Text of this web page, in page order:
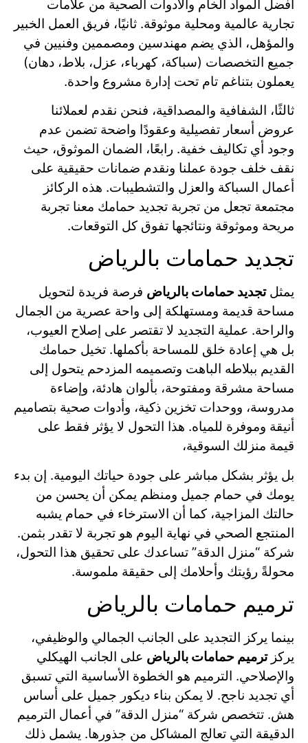
أفضل المواد الخام والأدوات الصحية من علامات
تجارية عالمية ومحلية موثوقة. ثانيًا، فريق العمل الخبير
والمؤهل، الذي يضم مهندسين ومصممين وفنيين في
جميع التخصصات (سباكة، كهرباء، عزل، بلاط، دهان)
يعملون بتناغم تام تحت إدارة مشروع واحدة.
ثالثًا، الشفافية والمصداقية، فنحن نقدم لعملائنا
عروض أسعار تفصيلية وعقودًا واضحة تضمن عدم
وجود أي تكاليف خفية. رابعًا، الضمان الموثوق، حيث
نقف خلف جودة عملنا ونقدم ضمانات حقيقية على
أعمال السباكة والعزل والتشطيبات. هذه الركائز
مجتمعة تجعل من تجربة تجديد حمامك معنا تجربة
مريحة وموثوقة ونتائجها تفوق كل التوقعات.
تجديد حمامات بالرياض
يمثلتجديد حمامات بالرياض فرصة فريدة لتحويل
مساحة قديمة ومستهلكة إلى واحة عصرية من الجمال
والراحة. عملية التجديد لا تقتصر على إصلاح العيوب،
بل هي إعادة خلق للمساحة بأكملها. تخيل حمامك
القديم ببلاطه الباهت وتصميمه المزدحم يتحول إلى
مساحة مشرقة ومفتوحة، بألوان هادئة، وإضاءة
مدروسة، ووحدات تخزين ذكية، وأدوات صحية بتصاميم
أنيقة وموفرة للمياه. هذا التحول لا يؤثر فقط على
قيمة منزلك السوقية،
بل يؤثر بشكل مباشر على جودة حياتك اليومية. إن بدء
يومك في حمام جميل ومنظم يمكن أن يحسن من
حالتك المزاجية، كما أن الاسترخاء في حمام يشبه
المنتجع الصحي في نهاية اليوم هو تجربة لا تقدر بثمن.
شركة “منزل الدقة” تساعدك على تحقيق هذا التحول،
محولةً رؤيتك وأحلامك إلى حقيقة ملموسة.
ترميم حمامات بالرياض
بينما يركز التجديد على الجانب الجمالي والوظيفي،
يركزترميم حمامات بالرياض على الجانب الهيكلي
والإصلاحي. الترميم هو الخطوة الأساسية التي تسبق
أي تجديد ناجح. لا يمكن بناء ديكور جميل على أساس
هش. تتخصص شركة “منزل الدقة” في أعمال الترميم
الدقيقة التي تعالج المشاكل من جذورها. يشمل ذلك